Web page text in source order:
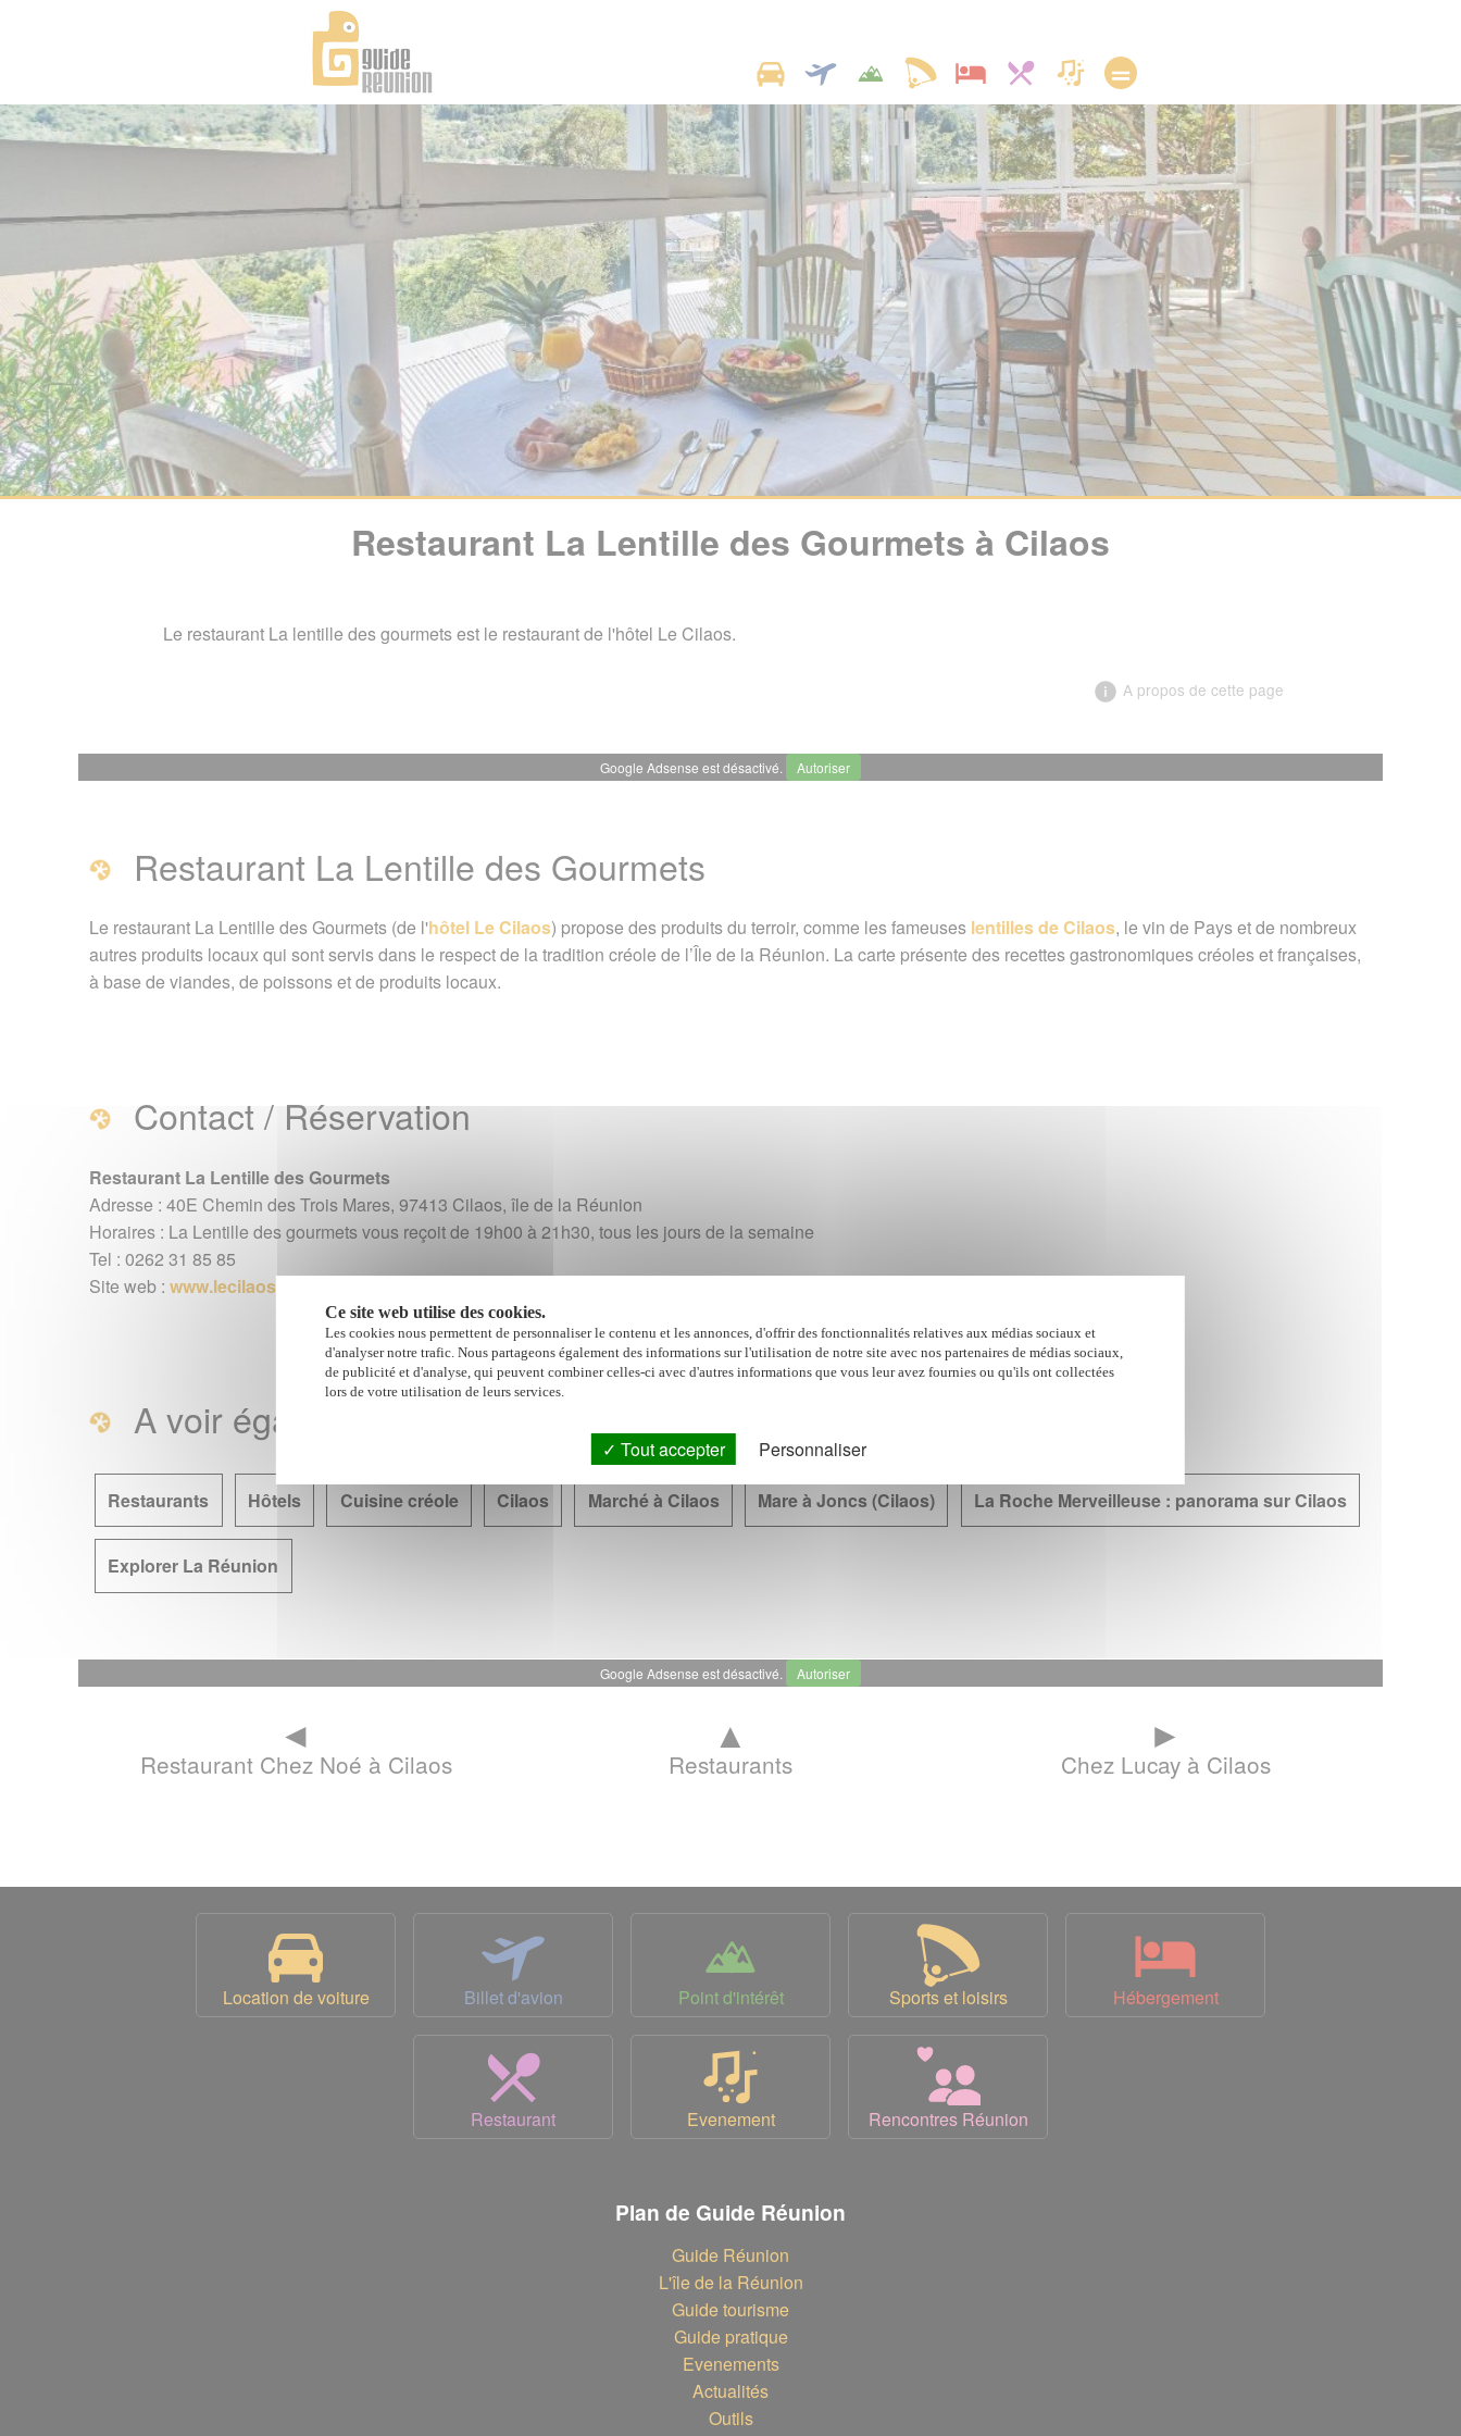
Restaurant La Lentille des Gourmets à Cilaos
Le restaurant La lentille des gourmets est le restaurant de l'hôtel Le Cilaos.
A propos de cette page
╳
Restaurant La Lentille des Gourmets Contact / Réservation
Page créée le 23 janvier 2010. Dernière mise à jour le 19 janvier 2023
Vous êtes ici :Accueil/Guide Tourisme/Restaurants, pubs, discothèques, .../ Restaurants/La Lentille des
Gourmets à Cilaos
Google Adsense est désactivé. Autoriser
Restaurant La Lentille des Gourmets
Le restaurant La Lentille des Gourmets (de l'hôtel Le Cilaos) propose des produits du terroir, comme les fameuses lentilles de Cilaos, le vin de Pays et de nombreux
autres produits locaux qui sont servis dans le respect de la tradition créole de l’Île de la Réunion. La carte présente des recettes gastronomiques créoles et françaises,
à base de viandes, de poissons et de produits locaux.
Contact / Réservation
Restaurant La Lentille des Gourmets
Adresse : 40E Chemin des Trois Mares, 97413 Cilaos, île de la Réunion
Horaires : La Lentille des gourmets vous reçoit de 19h00 à 21h30, tous les jours de la semaine
Tel : 0262 31 85 85
Site web : www.lecilaos.re
A voir également
Restaurants Hôtels Cuisine créole Cilaos Marché à Cilaos Mare à Joncs (Cilaos) La Roche Merveilleuse : panorama sur Cilaos
Explorer La Réunion
Google Adsense est désactivé. Autoriser
◄
Restaurant Chez Noé à Cilaos
▲
Restaurants
►
Chez Lucay à Cilaos
Location de voiture Billet d'avion Point d'intérêt Sports et loisirs Hébergement
Restaurant Evenement Rencontres Réunion
Plan de Guide Réunion
Guide Réunion
L'île de la Réunion
Guide tourisme
Guide pratique
Evenements
Actualités
Outils
Ce site web utilise des cookies.
Les cookies nous permettent de personnaliser le contenu et les annonces, d'offrir des fonctionnalités relatives aux médias sociaux et
d'analyser notre trafic. Nous partageons également des informations sur l'utilisation de notre site avec nos partenaires de médias sociaux,
de publicité et d'analyse, qui peuvent combiner celles-ci avec d'autres informations que vous leur avez fournies ou qu'ils ont collectées
lors de votre utilisation de leurs services.
Tout accepter Personnaliser